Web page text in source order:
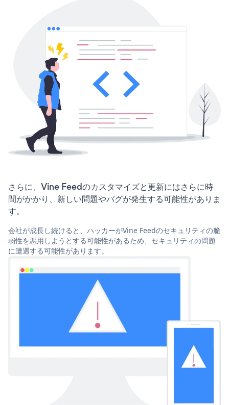
さらに、Vine Feedのカスタマイズと更新にはさらに時
間がかかり、新しい問題やバグが発生する可能性がありま
す。
会社が成長し続けると、ハッカーがVine Feedのセキュリティの脆
弱性を悪用しようとする可能性があるため、セキュリティの問題
に遭遇する可能性があります。